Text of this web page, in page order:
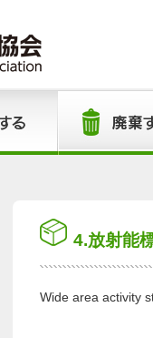
4.放射能
Wide area activity